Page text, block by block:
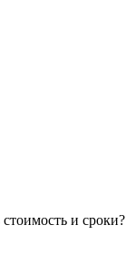
и сроки?